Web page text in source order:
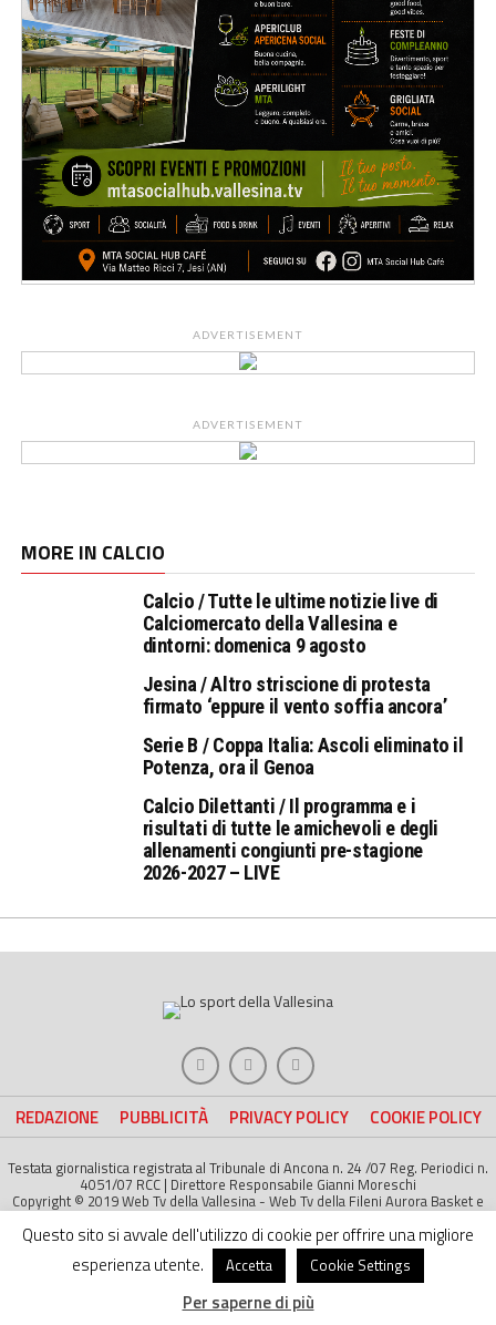
ADVERTISEMENT
ADVERTISEMENT
MORE IN CALCIO
Calcio / Tutte le ultime notizie live di
Calciomercato della Vallesina e
dintorni: domenica 9 agosto
Jesina / Altro striscione di protesta
firmato ‘eppure il vento soffia ancora’
Serie B / Coppa Italia: Ascoli eliminato il
Potenza, ora il Genoa
Calcio Dilettanti / Il programma e i
risultati di tutte le amichevoli e degli
allenamenti congiunti pre-stagione
2026-2027 – LIVE
REDAZIONE PUBBLICITÀ PRIVACY POLICY COOKIE POLICY
Testata giornalistica registrata al Tribunale di Ancona n. 24 /07 Reg. Periodici n.
4051/07 RCC | Direttore Responsabile Gianni Moreschi
Copyright © 2019 Web Tv della Vallesina - Web Tv della Fileni Aurora Basket e
della Jesina Calcio. All right Reserved | Project byLife Color
Questo sito si avvale dell'utilizzo di cookie per offrire una migliore
esperienza utente.
Accetta Cookie Settings
Per saperne di più